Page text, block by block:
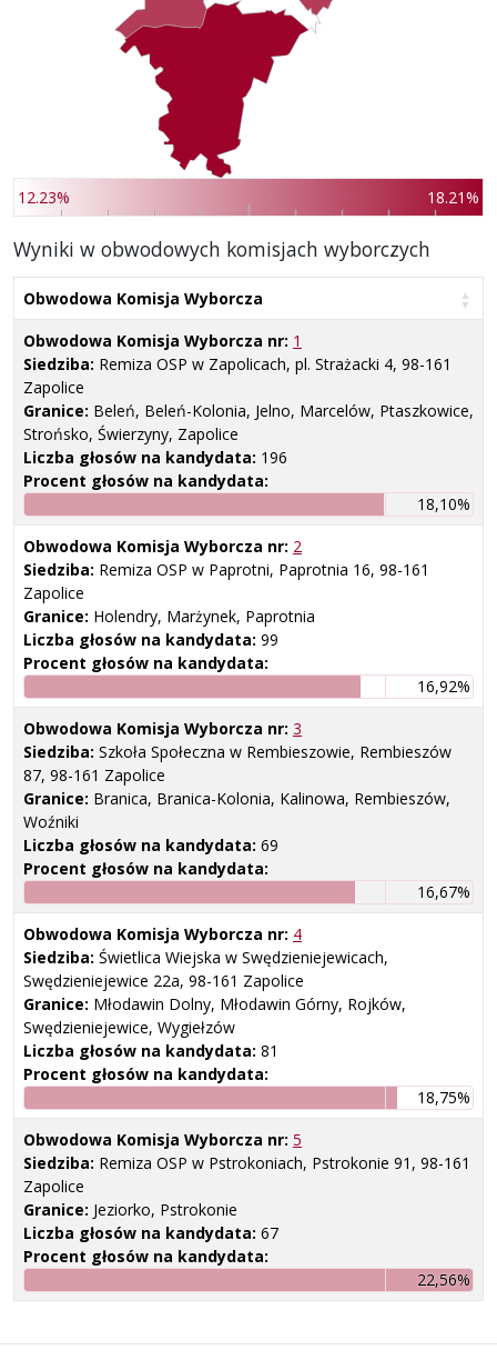
12.23% 18.21%
Wyniki w obwodowych komisjach wyborczych
Obwodowa Komisja Wyborcza
Obwodowa Komisja Wyborcza nr: 1
Siedziba: Remiza OSP w Zapolicach, pl. Strażacki 4, 98-161
Zapolice
Granice: Beleń, Beleń-Kolonia, Jelno, Marcelów, Ptaszkowice,
Strońsko, Świerzyny, Zapolice
Liczba głosów na kandydata: 196
Procent głosów na kandydata:
18,10%
Obwodowa Komisja Wyborcza nr: 2
Siedziba: Remiza OSP w Paprotni, Paprotnia 16, 98-161
Zapolice
Granice: Holendry, Marżynek, Paprotnia
Liczba głosów na kandydata: 99
Procent głosów na kandydata:
16,92%
Obwodowa Komisja Wyborcza nr: 3
Siedziba: Szkoła Społeczna w Rembieszowie, Rembieszów
87, 98-161 Zapolice
Granice: Branica, Branica-Kolonia, Kalinowa, Rembieszów,
Woźniki
Liczba głosów na kandydata: 69
Procent głosów na kandydata:
16,67%
Obwodowa Komisja Wyborcza nr: 4
Siedziba: Świetlica Wiejska w Swędzieniejewicach,
Swędzieniejewice 22a, 98-161 Zapolice
Granice: Młodawin Dolny, Młodawin Górny, Rojków,
Swędzieniejewice, Wygiełzów
Liczba głosów na kandydata: 81
Procent głosów na kandydata:
18,75%
Obwodowa Komisja Wyborcza nr: 5
Siedziba: Remiza OSP w Pstrokoniach, Pstrokonie 91, 98-161
Zapolice
Granice: Jeziorko, Pstrokonie
Liczba głosów na kandydata: 67
Procent głosów na kandydata:
22,56%